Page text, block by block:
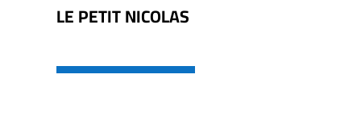
LE PETIT NICOLAS